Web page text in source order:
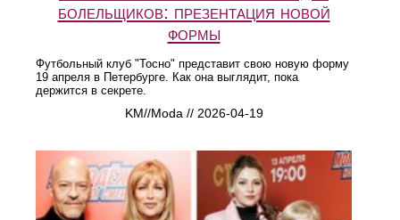
болельщиков: презентация новой
формы
Футбольный клуб "Тосно" представит свою новую форму
19 апреля в Петербурге. Как она выглядит, пока
держится в секрете.
KM//Moda // 2026-04-19